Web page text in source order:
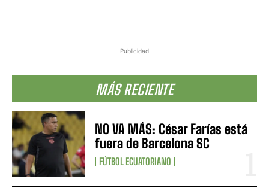
Publicidad
MÁS RECIENTE
NO VA MÁS: César Farías está
fuera de Barcelona SC
FÚTBOL ECUATORIANO